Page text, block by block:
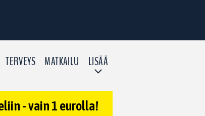
TERVEYS MATKAILU LISÄÄ
- vain 1 eurolla!